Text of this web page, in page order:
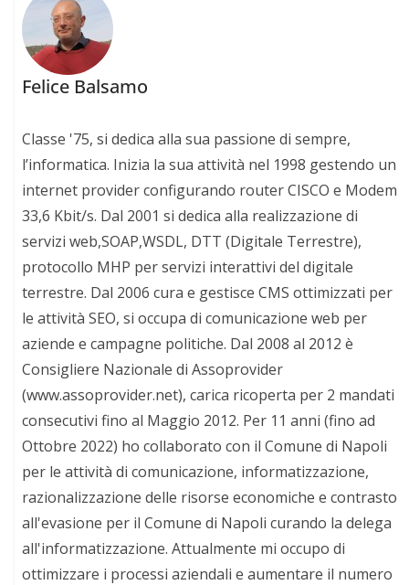
Felice Balsamo
Classe '75, si dedica alla sua passione di sempre,
l’informatica. Inizia la sua attività nel 1998 gestendo un
internet provider configurando router CISCO e Modem
33,6 Kbit/s. Dal 2001 si dedica alla realizzazione di
servizi web,SOAP,WSDL, DTT (Digitale Terrestre),
protocollo MHP per servizi interattivi del digitale
terrestre. Dal 2006 cura e gestisce CMS ottimizzati per
le attività SEO, si occupa di comunicazione web per
aziende e campagne politiche. Dal 2008 al 2012 è
Consigliere Nazionale di Assoprovider
(www.assoprovider.net), carica ricoperta per 2 mandati
consecutivi fino al Maggio 2012. Per 11 anni (fino ad
Ottobre 2022) ho collaborato con il Comune di Napoli
per le attività di comunicazione, informatizzazione,
razionalizzazione delle risorse economiche e contrasto
all'evasione per il Comune di Napoli curando la delega
all'informatizzazione. Attualmente mi occupo di
ottimizzare i processi aziendali e aumentare il numero